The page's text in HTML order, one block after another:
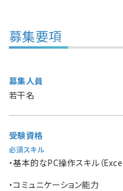
募集要項
募集人員
若干名
受験資格
必須スキル
・基本的なPC操作スキル（
・コミュニケーション能力